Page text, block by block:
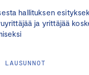
hallituksen
ja yrittäjää